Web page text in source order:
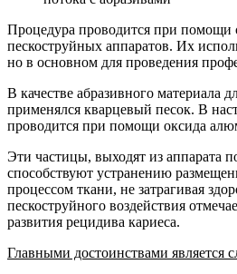
Процедура проводится при помощи
пескоструйных аппаратов. Их
но в основном для проведения
В качестве абразивного материала
применялся кварцевый песок. В
проводится при помощи оксида
Эти частицы, выходят из аппарата
способствуют устранению
процессом ткани, не затрагивая
пескоструйного воздействия
развития рецидива кариеса.
Главными достоинствами является